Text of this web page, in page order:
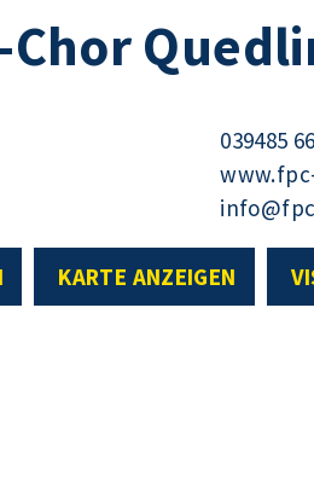
039485
KARTE ANZEIGEN